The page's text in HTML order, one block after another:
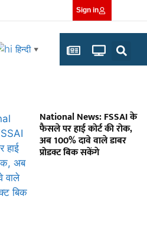
Sign in
हिन्दी ▼
National News: FSSAI के
फैसले पर हाई कोर्ट की रोक,
अब 100% दावे वाले डाबर
प्रोडक्ट बिक सकेंगे